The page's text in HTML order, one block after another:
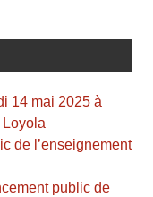
14 mai 2025 à
de l’enseignement
public de